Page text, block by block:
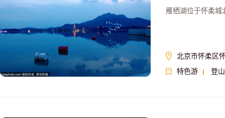
雁栖湖位于怀柔城
北京市怀柔区
特色游
登山